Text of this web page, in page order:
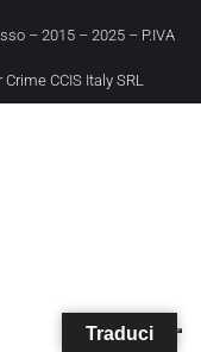
– 2015 – 2025 – P.IVA
Crime CCIS Italy SRL
Traduci